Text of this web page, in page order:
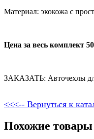
Материал: экокожа с
Цена за весь комплект
ЗАКАЗАТЬ: Авточехлы
<<<-- Вернуться к
Похожие товары